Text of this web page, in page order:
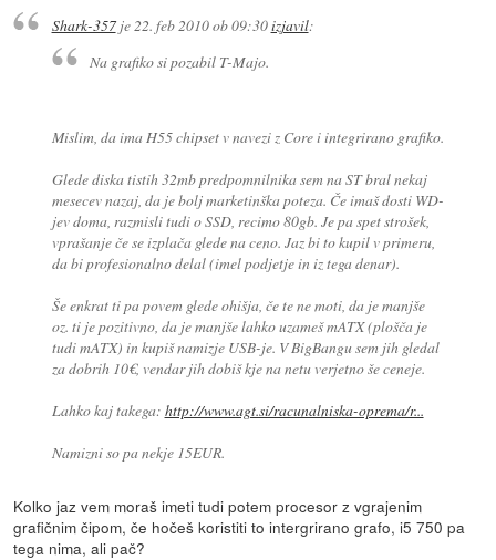
Shark-357je22. feb 2010 ob 09:30izjavil:
Na grafiko si pozabil T-Majo.
Mislim, da ima H55 chipset v navezi z Core i integrirano grafiko.
Glede diska tistih 32mb predpomnilnika sem na ST bral nekaj
mesecev nazaj, da je bolj marketinška poteza. Če imaš dosti WD-
jev doma, razmisli tudi o SSD, recimo 80gb. Je pa spet strošek,
vprašanje če se izplača glede na ceno. Jaz bi to kupil v primeru,
da bi profesionalno delal (imel podjetje in iz tega denar).
Še enkrat ti pa povem glede ohišja, če te ne moti, da je manjše
oz. ti je pozitivno, da je manjše lahko uzameš mATX (plošča je
tudi mATX) in kupiš namizje USB-je. V BigBangu sem jih gledal
za dobrih 10€, vendar jih dobiš kje na netu verjetno še ceneje.
Lahko kaj takega: http://www.agt.si/racunalniska-oprema/r...
Namizni so pa nekje 15EUR.
Kolko jaz vem moraš imeti tudi potem procesor z vgrajenim
grafičnim čipom, če hočeš koristiti to intergrirano grafo, i5 750 pa
tega nima, ali pač?